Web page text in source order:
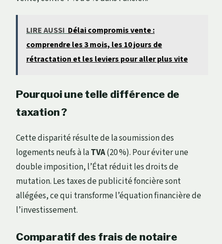
LIRE AUSSI Délai compromis vente :
comprendre les 3 mois, les 10 jours de
rétractation et les leviers pour aller plus vite
Pourquoi une telle différence de
taxation ?
Cette disparité résulte de la soumission des
logements neufs à laTVA(20 %). Pour éviter une
double imposition, l’État réduit les droits de
mutation. Les taxes de publicité foncière sont
allégées, ce qui transforme l’équation financière de
l’investissement.
Comparatif des frais de notaire